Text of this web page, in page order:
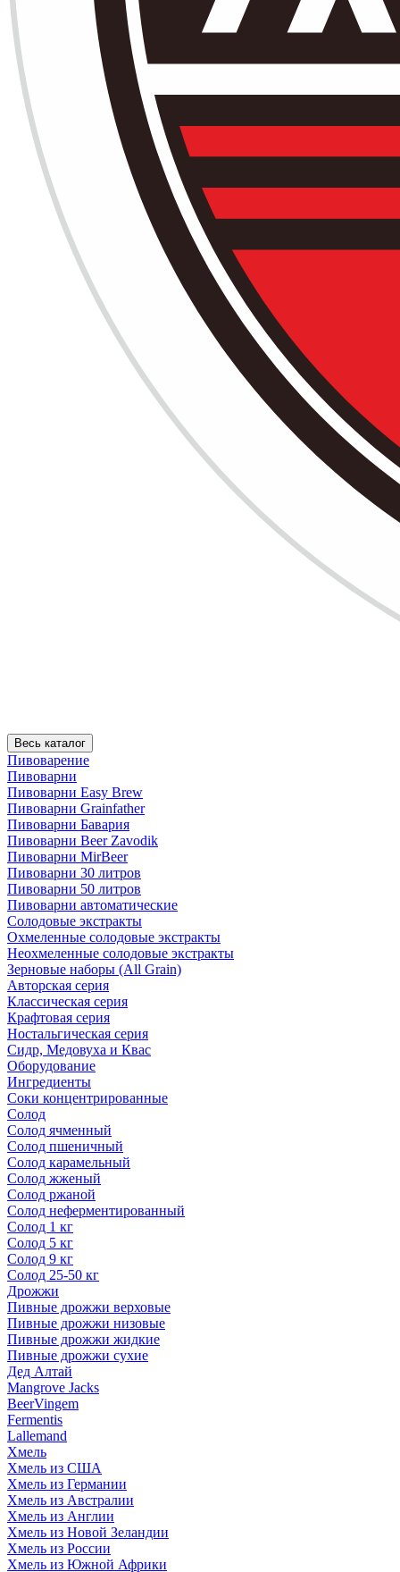
Весь каталог
Пивоварение
Пивоварни
Пивоварни Easy Brew
Пивоварни Grainfather
Пивоварни Бавария
Пивоварни Beer Zavodik
Пивоварни MirBeer
Пивоварни 30 литров
Пивоварни 50 литров
Пивоварни автоматические
Солодовые экстракты
Охмеленные солодовые экстракты
Неохмеленные солодовые экстракты
Зерновые наборы (All Grain)
Авторская серия
Классическая серия
Крафтовая серия
Ностальгическая серия
Сидр, Медовуха и Квас
Оборудование
Ингредиенты
Соки концентрированные
Солод
Солод ячменный
Солод пшеничный
Солод карамельный
Солод жженый
Солод ржаной
Солод неферментированный
Солод 1 кг
Солод 5 кг
Солод 9 кг
Солод 25-50 кг
Дрожжи
Пивные дрожжи верховые
Пивные дрожжи низовые
Пивные дрожжи жидкие
Пивные дрожжи сухие
Дед Алтай
Mangrove Jacks
BeerVingem
Fermentis
Lallemand
Хмель
Хмель из США
Хмель из Германии
Хмель из Австралии
Хмель из Англии
Хмель из Новой Зеландии
Хмель из России
Хмель из Южной Африки